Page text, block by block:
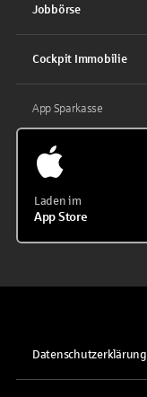
Jobbörse
Cockpit Immobilie
App Sparkasse
Laden im
App Store
Datenschutzerklärung